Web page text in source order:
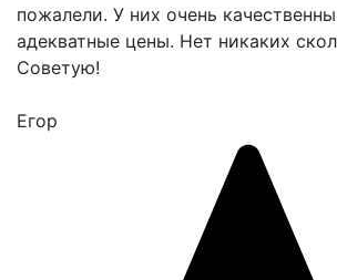
пожалели. У них очень
адекватные цены. Нет никаких
Советую!
Егор